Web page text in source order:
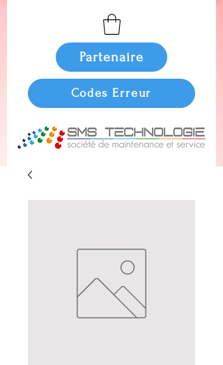
Partenaire
Codes Erreur